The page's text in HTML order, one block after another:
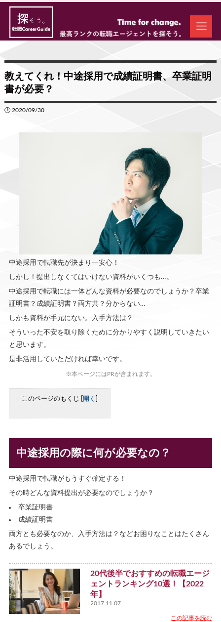
教えてくれ！中途採用で成績証明書、卒業証明
書が必要？
🕒 2020/09/30
中途採用で転職先が決まり一安心！
しかし！提出しなくてはいけない資料がいくつも…。
中途採用で転職には一体どんな資料が必要なのでしょうか？卒業
証明書？成績証明書？両方共？分からない…
しかも資料が手元にない。入手方法は？
そういった不安を取り除くために分かりやすく説明していきたい
と思います。
是非活用していただければ幸いです。
※本ページにはPRが含まれます。
このページのもくじ 開く
中途採用の際に何が必要なの？
中途採用で転職がもうすぐ確定する！
その時どんな資料提出が必要なのでしょうか？
卒業証明書
成績証明書
両方とも必要なのか、入手方法は？などお困りなことはたくさん
あるでしょう。
20代後半でおすすめの転職エージ
ェントランキング10選！【2022
年】
2017.11.07
この記事を読む